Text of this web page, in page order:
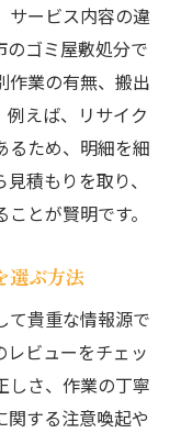
サービス内容の違
のゴミ屋敷処分で
作業の有無、搬出
えば、リサイク
るため、明細を細
積もりを取り、
とが賢明です。
選ぶ方法
て貴重な情報源で
ビューをチェッ
しさ、作業の丁寧
関する注意喚起や